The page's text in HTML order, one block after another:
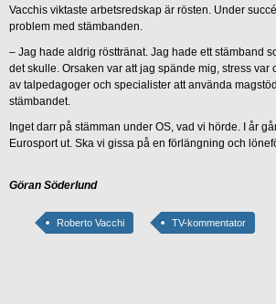
Vacchis viktaste arbetsredskap är rösten. Under
problem med stämbanden.
– Jag hade aldrig rösttränat. Jag hade ett stämband
det skulle. Orsaken var att jag spände mig, stress var
av talpedagoger och specialister att använda
stämbandet.
Inget darr på stämman under OS, vad vi hörde. I år
Eurosport ut. Ska vi gissa på en förlängning och
Göran Söderlund
Roberto Vacchi TV-kommentator